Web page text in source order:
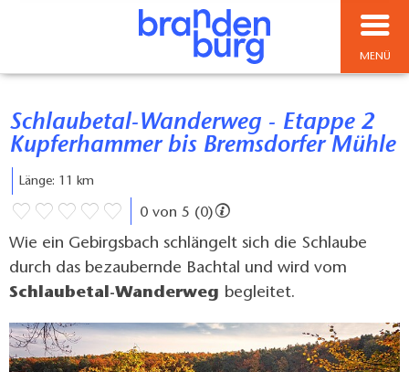
MENÜ
Schlaubetal-Wanderweg - Etappe 2
Kupferhammer bis Bremsdorfer Mühle
Länge: 11 km
0 von 5 (0)
Wie ein Gebirgsbach schlängelt sich die Schlaube
durch das bezaubernde Bachtal und wird vom
Schlaubetal-Wanderweg begleitet.